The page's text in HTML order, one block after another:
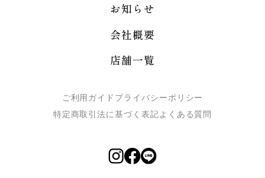
お知らせ
会社概要
店舗一覧
ご利用ガイド プライバシーポリシー
特定商取引法に基づく表記よくある質問